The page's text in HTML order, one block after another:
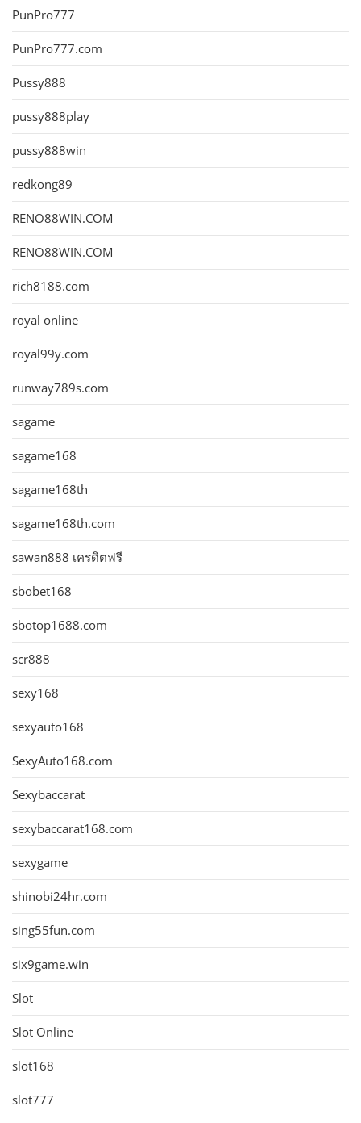
PunPro777
PunPro777.com
Pussy888
pussy888play
pussy888win
redkong89
RENO88WIN.COM
RENO88WIN.COM
rich8188.com
royal online
royal99y.com
runway789s.com
sagame
sagame168
sagame168th
sagame168th.com
sawan888 เครดิตฟรี
sbobet168
sbotop1688.com
scr888
sexy168
sexyauto168
SexyAuto168.com
Sexybaccarat
sexybaccarat168.com
sexygame
shinobi24hr.com
sing55fun.com
six9game.win
Slot
Slot Online
slot168
slot777